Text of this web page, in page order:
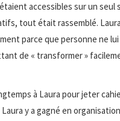
accessibles sur un seul
tout était rassemblé.
parce que personne ne
de « transformer »
à Laura pour jeter
y a gagné en